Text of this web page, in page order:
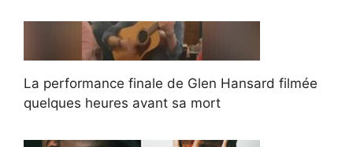
La performance finale de Glen Hansard filmée
quelques heures avant sa mort